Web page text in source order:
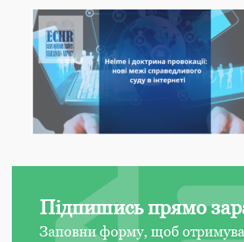
Підпишись прямо
Заповни форму, щоб